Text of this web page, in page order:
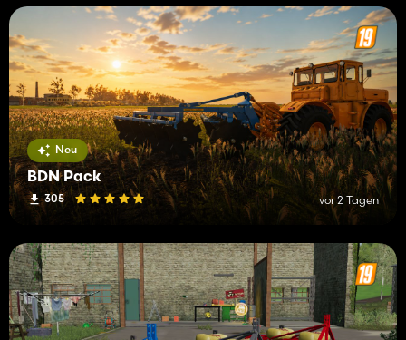
Neu
BDN Pack
305 vor 2 Tagen